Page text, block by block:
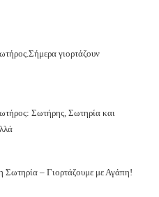
γιορτάζουν
Σωτήρης, Σωτηρία και
Σωτηρία – Γιορτάζουμε με Αγάπη!